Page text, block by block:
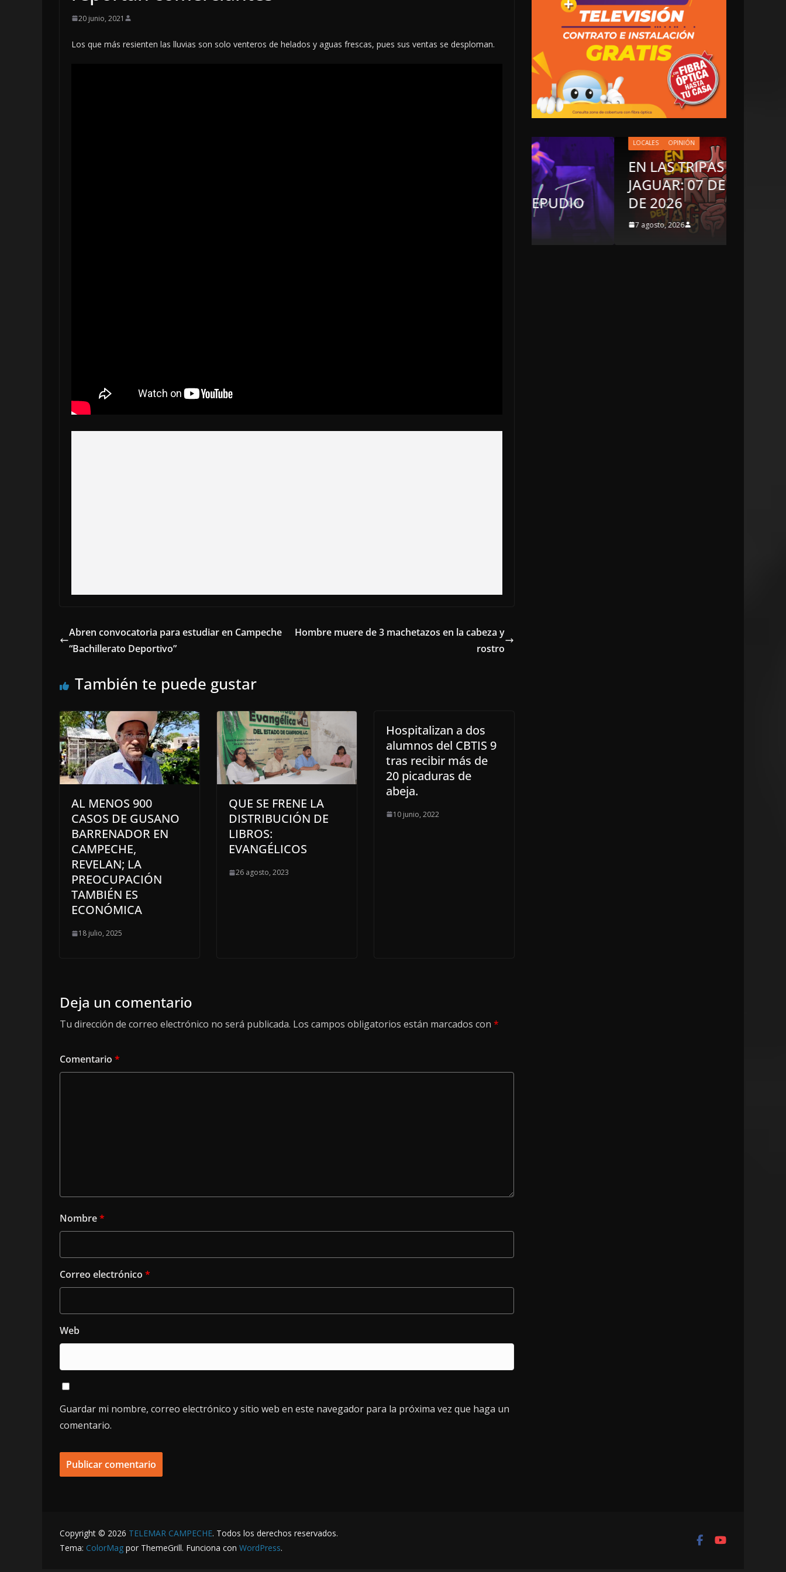
20 junio, 2021
Los que más resienten las lluvias son solo venteros de helados y aguas frescas, pues sus ventas se desploman.
Abren convocatoria para estudiar en Campeche
“Bachillerato Deportivo”
Hombre muere de 3 machetazos en la cabeza y
rostro
También te puede gustar
AL MENOS 900
CASOS DE GUSANO
BARRENADOR EN
CAMPECHE,
REVELAN; LA
PREOCUPACIÓN
TAMBIÉN ES
ECONÓMICA
18 julio, 2025
QUE SE FRENE LA
DISTRIBUCIÓN DE
LIBROS:
EVANGÉLICOS
26 agosto, 2023
Hospitalizan a dos
alumnos del CBTIS 9
tras recibir más de
20 picaduras de
abeja.
10 junio, 2022
Deja un comentario
Tu dirección de correo electrónico no será publicada. Los campos obligatorios están marcados con *
Comentario *
Nombre*
Correo electrónico *
Web
Guardar mi nombre, correo electrónico y sitio web en este navegador para la próxima vez que haga un
comentario.
LOCALES OPINIÓN
EN LAS TRIPAS DEL
JAGUAR: 07 DE AGOSTO
DE 2026
7 agosto, 2026
Copyright © 2026 TELEMAR CAMPECHE. Todos los derechos reservados.
Tema: ColorMag por ThemeGrill. Funciona con WordPress.